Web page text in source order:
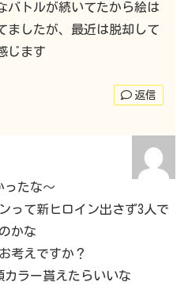
バトルが続いてたから絵は
ましたが、最近は脱却して
じます
返信
ったな〜
って新ヒロイン出さず3人で
かな
考えですか？
カラー貰えたらいいな